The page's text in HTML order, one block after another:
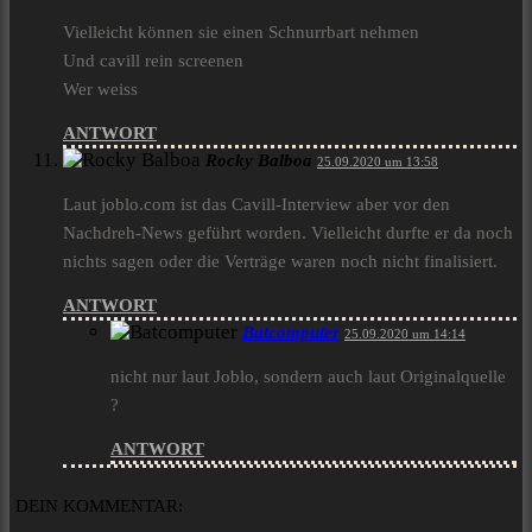
Vielleicht können sie einen Schnurrbart nehmen
Und cavill rein screenen
Wer weiss
ANTWORT
Rocky Balboa 25.09.2020 um 13:58
Laut joblo.com ist das Cavill-Interview aber vor den
Nachdreh-News geführt worden. Vielleicht durfte er da noch
nichts sagen oder die Verträge waren noch nicht finalisiert.
ANTWORT
Batcomputer 25.09.2020 um 14:14
nicht nur laut Joblo, sondern auch laut Originalquelle
?
ANTWORT
DEIN KOMMENTAR: